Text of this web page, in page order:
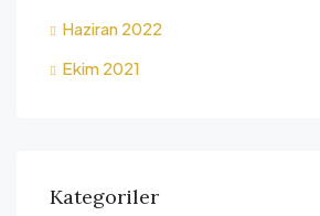
Haziran 2022
Ekim 2021
Kategoriler